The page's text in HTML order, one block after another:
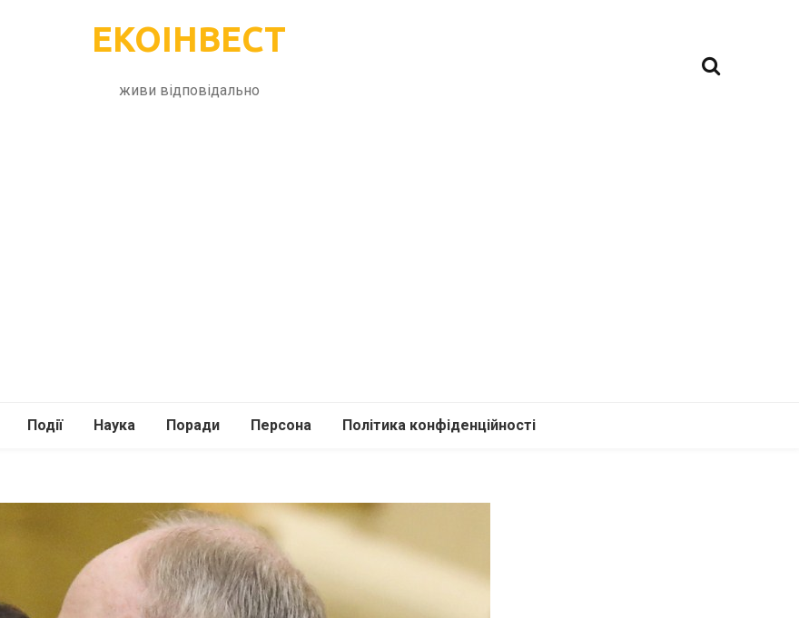
ЕКОІНВЕСТ
живи відповідально
Події
Інше
Наука
Психологія
Технології
Поради
Здоров’я
Сад-Город
Персона Політика конфіденційності